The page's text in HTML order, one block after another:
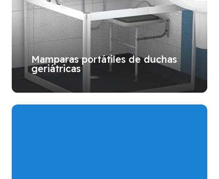
Mamparas portátiles de duchas
geriátricas